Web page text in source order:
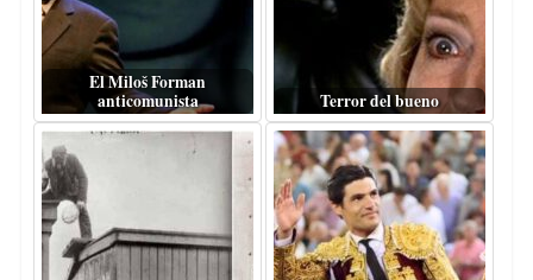
El Miloš Forman
anticomunista
Terror del bueno